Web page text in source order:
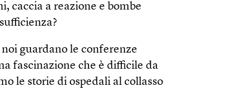
caccia a reazione e bombe
guardano le conferenze
fascinazione che è difficile da
le storie di ospedali al collasso